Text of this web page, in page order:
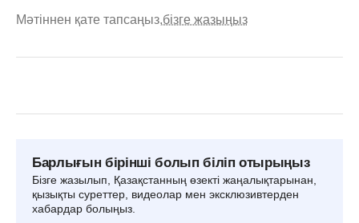
Мәтіннен қате тапсаңыз,бізге жазыңыз
Барлығын бірінші болып біліп отырыңыз
Бізге жазылып, Қазақстанның өзекті жаңалықтарынан,
қызықты суреттер, видеолар мен эксклюзивтерден
хабардар болыңыз.